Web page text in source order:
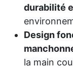
durabilité
Design
la main